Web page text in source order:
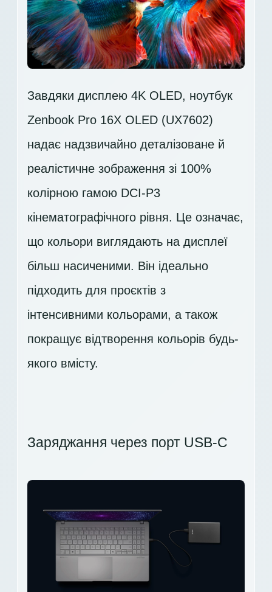
Завдяки дисплею 4K OLED, ноутбук
Zenbook Pro 16X OLED (UX7602)
надає надзвичайно деталізоване й
реалістичне зображення зі 100%
колірною гамою DCI-P3
кінематографічного рівня. Це означає,
що кольори виглядають на дисплеї
більш насиченими. Він ідеально
підходить для проєктів з
інтенсивними кольорами, а також
покращує відтворення кольорів будь-
якого вмісту.
Заряджання через порт USB-C